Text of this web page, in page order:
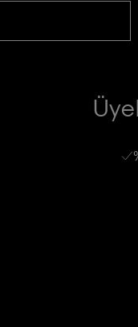
verilerimin Calvin Klein